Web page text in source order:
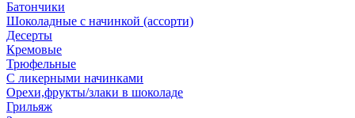
Батончики
Шоколадные с начинкой (ассорти)
Десерты
Кремовые
Трюфельные
С ликерными начинками
Орехи,фрукты/злаки в шоколаде
Грильяж